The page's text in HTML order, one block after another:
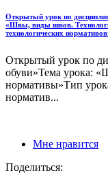
Открытый урок по
«Швы, виды швов.
технологических
Открытый урок по
обуви»Тема урока:
нормативы»Тип
норматив...
Мне нравится
Поделиться: